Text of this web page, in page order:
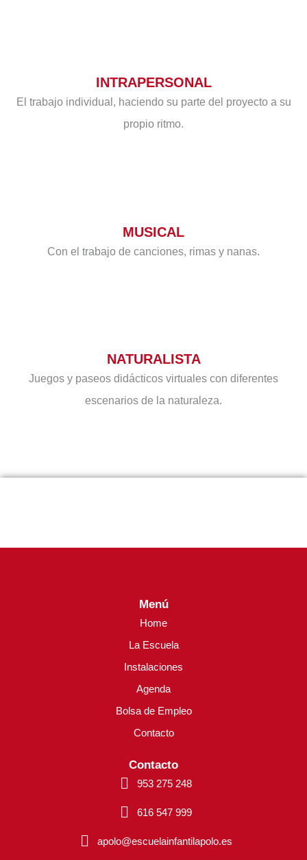
INTRAPERSONAL
El trabajo individual, haciendo su parte del proyecto a su
propio ritmo.
MUSICAL
Con el trabajo de canciones, rimas y nanas.
NATURALISTA
Juegos y paseos didácticos virtuales con diferentes
escenarios de la naturaleza.
Menú
Home
La Escuela
Instalaciones
Agenda
Bolsa de Empleo
Contacto
Contacto
953 275 248
616 547 999
apolo@escuelainfantilapolo.es